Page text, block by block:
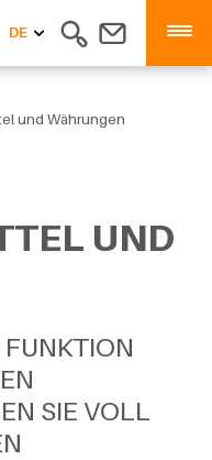
DE
und Währungen
UND
SIE VOLL